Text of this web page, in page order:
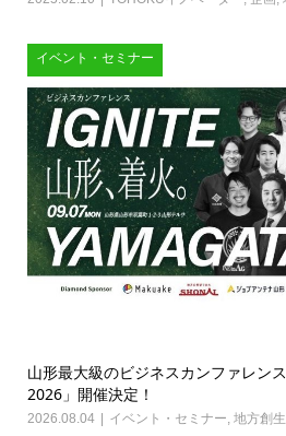
イベント・セミナー
山形最大級のビジネスカンファレン
2026」開催決定！
2026.08.04 イベント・セミナー, 地方創生